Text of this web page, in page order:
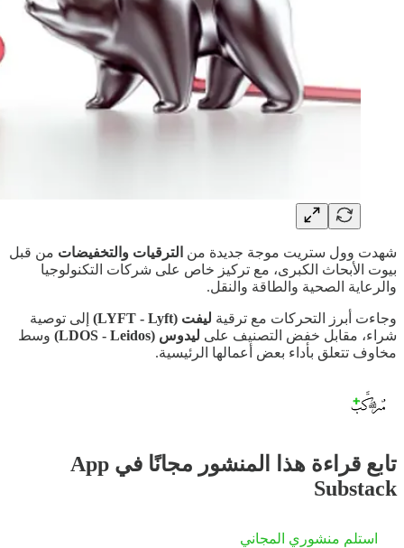
شهدت وول ستريت موجة جديدة من الترقيات والتخفيضات من قبل
بيوت الأبحاث الكبرى، مع تركيز خاص على شركات التكنولوجيا
والرعاية الصحية والطاقة والنقل.
وجاءت أبرز التحركات مع ترقية ليفت (LYFT - Lyft)
إلى توصية
شراء، مقابل خفض التصنيف على ليدوس (LDOS - Leidos)
وسط
مخاوف تتعلق بأداء بعض أعمالها الرئيسية.
تابع قراءة هذا المنشور مجانًا في App
Substack
استلم منشوري المجاني